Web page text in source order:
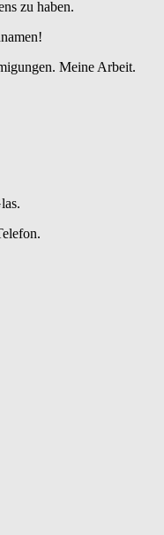
zu haben.
Meine Arbeit.